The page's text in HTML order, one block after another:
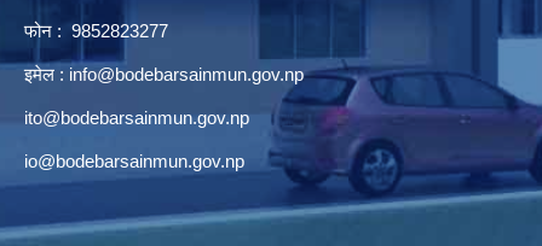
फोन : 9852823277
इमेल : info@bodebarsainmun.gov.np
ito@bodebarsainmun.gov.np
io@bodebarsainmun.gov.np